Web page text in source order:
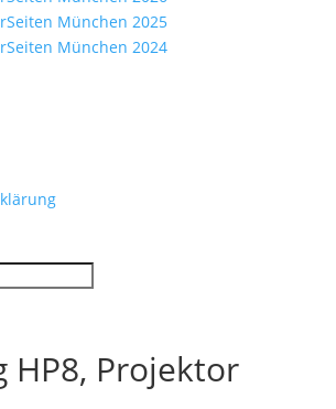
München 2025
München 2024
HP8, Projektor